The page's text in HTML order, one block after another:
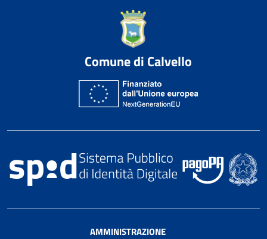
Comune di Calvello
AMMINISTRAZIONE